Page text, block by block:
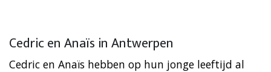
Cedric en Anaïs in Antwerpen
Cedric en Anaïs hebben op hun jonge leeftijd al